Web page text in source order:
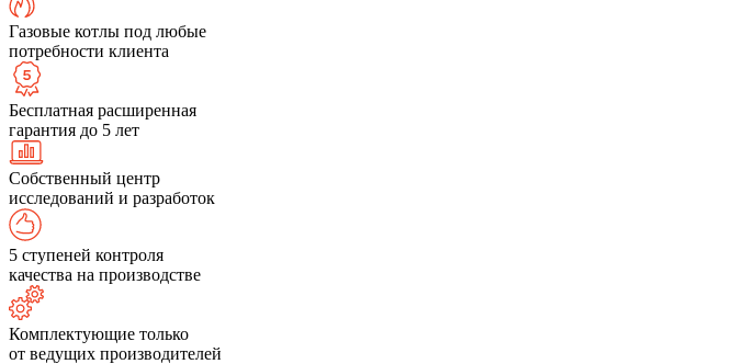
Газовые котлы под любые
потребности клиента
Бесплатная расширенная
гарантия до 5 лет
Собственный центр
исследований и разработок
5 ступеней контроля
качества на производстве
Комплектующие только
от ведущих производителей